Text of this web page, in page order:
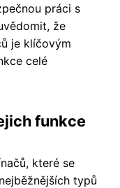
práci s
že
je klíčovým
celé
funkce
které se
typů